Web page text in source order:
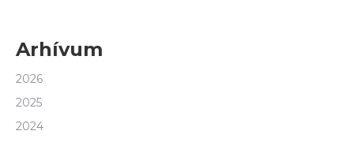
Arhívum
2026
2025
2024